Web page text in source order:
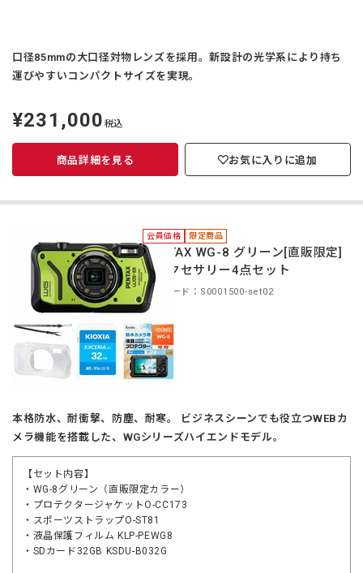
口径85mmの大口径対物レンズを採用。新設計の光学系により持ち
運びやすいコンパクトサイズを実現。
定
価
¥231,000 税込
商品詳細を見る お気に入りに追加
会員価格 限定商品
PENTAX WG-8 グリーン[直販限定]
＋アクセサリー4点セット
商品コード：S0001500-set02
本格防水、耐衝撃、防塵、耐寒。 ビジネスシーンでも役立つWEBカ
メラ機能を搭載した、WGシリーズハイエンドモデル。
【セット内容】
・WG-8グリーン（直販限定カラー）
・プロテクタージャケットO-CC173
・スポーツストラップO-ST81
・液晶保護フィルム KLP-PEWG8
・SDカード32GB KSDU-B032G